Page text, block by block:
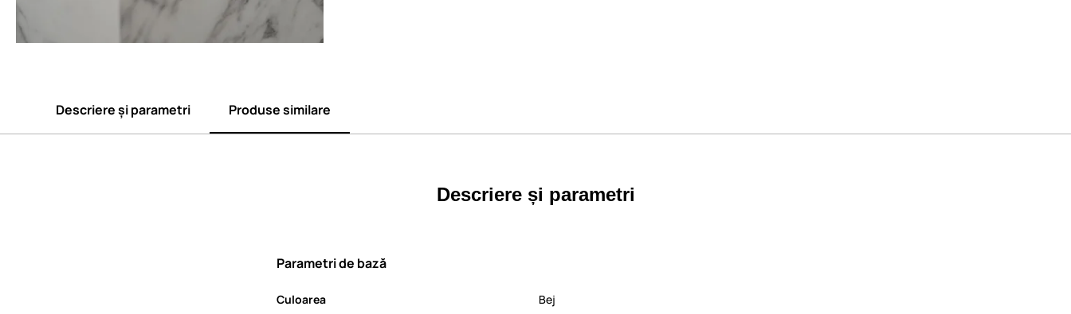
Descriere și parametri Produse similare
Descriere și parametri
Parametri de bază
Culoarea
Bej